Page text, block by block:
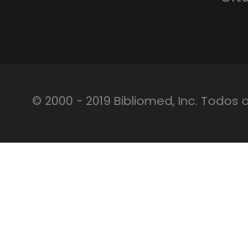
© 2000 - 2019 Bibliomed, Inc. Todos